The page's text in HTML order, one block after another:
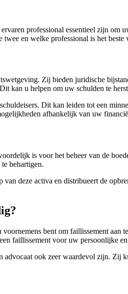
professional essentieel zijn
en welke professional is het
Zij bieden juridische
kan u helpen om uw schulden te
Dit kan leiden tot een
afhankelijk van uw
is voor het beheer van de
behartigen.
deze activa en distribueert de
bent om faillissement
faillissement voor uw persoonlijke
ook zeer waardevol zijn. Zij